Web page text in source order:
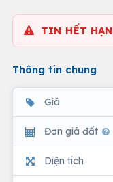
TIN HẾT HẠN
Thông tin chung
Giá
Đơn giá đất
Diện tích